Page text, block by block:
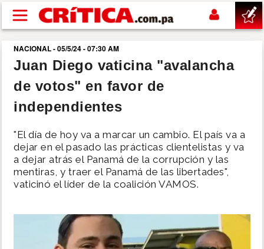
Pasar al contenido principal
buscar
SUCESOS
POLÍTICA
SHOW
NACIONAL - 05/5/24 - 07:30 AM
Juan Diego vaticina "avalancha
de votos" en favor de
independientes
"El día de hoy va a marcar un cambio. El país va a
dejar en el pasado las prácticas clientelistas y va
a dejar atrás el Panamá de la corrupción y las
mentiras, y traer el Panamá de las libertades",
vaticinó el líder de la coalición VAMOS.